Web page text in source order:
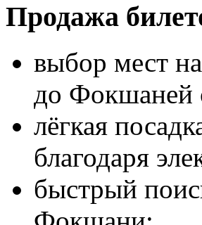
Продажа
выбор мест
до Фокшаней
лёгкая
благодаря
быстрый